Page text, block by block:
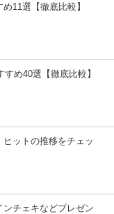
11選【徹底比較】
め40選【徹底比較】
ットの推移をチェッ
チェキなどプレゼン